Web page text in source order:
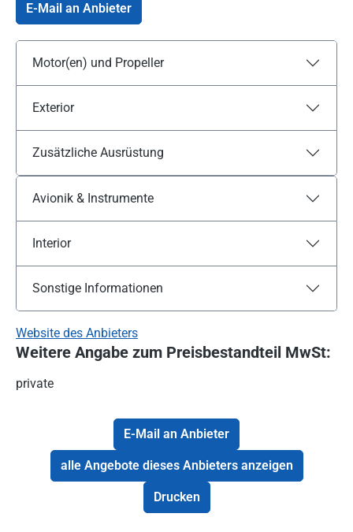
E-Mail an Anbieter
Motor(en) und Propeller
Exterior
Zusätzliche Ausrüstung
Avionik & Instrumente
Interior
Sonstige Informationen
Website des Anbieters
Weitere Angabe zum Preisbestandteil MwSt:
private
E-Mail an Anbieter
alle Angebote dieses Anbieters anzeigen
Drucken